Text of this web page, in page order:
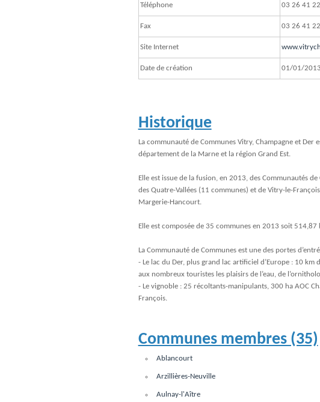
Téléphone 03 26 41
Fax 03 26 41
Site Internet
Date de création 01/01/2013
Historique
La communauté de Communes Vitry, Champagne et
département de la Marne et la région Grand Est.
Elle est issue de la fusion, en 2013, des Communautés
des Quatre-Vallées (11 communes) et de Vitry-le-
Margerie-Hancourt.
Elle est composée de 35 communes en 2013 soit
La Communauté de Communes est une des portes
- Le lac du Der, plus grand lac artificiel d’Europe : 10
aux nombreux touristes les plaisirs de l’eau, de
- Le vignoble : 25 récoltants-manipulants, 300 ha AOC
François.
Communes membres (35)
Ablancourt
Arzillières-Neuville
Aulnay-l'Aître